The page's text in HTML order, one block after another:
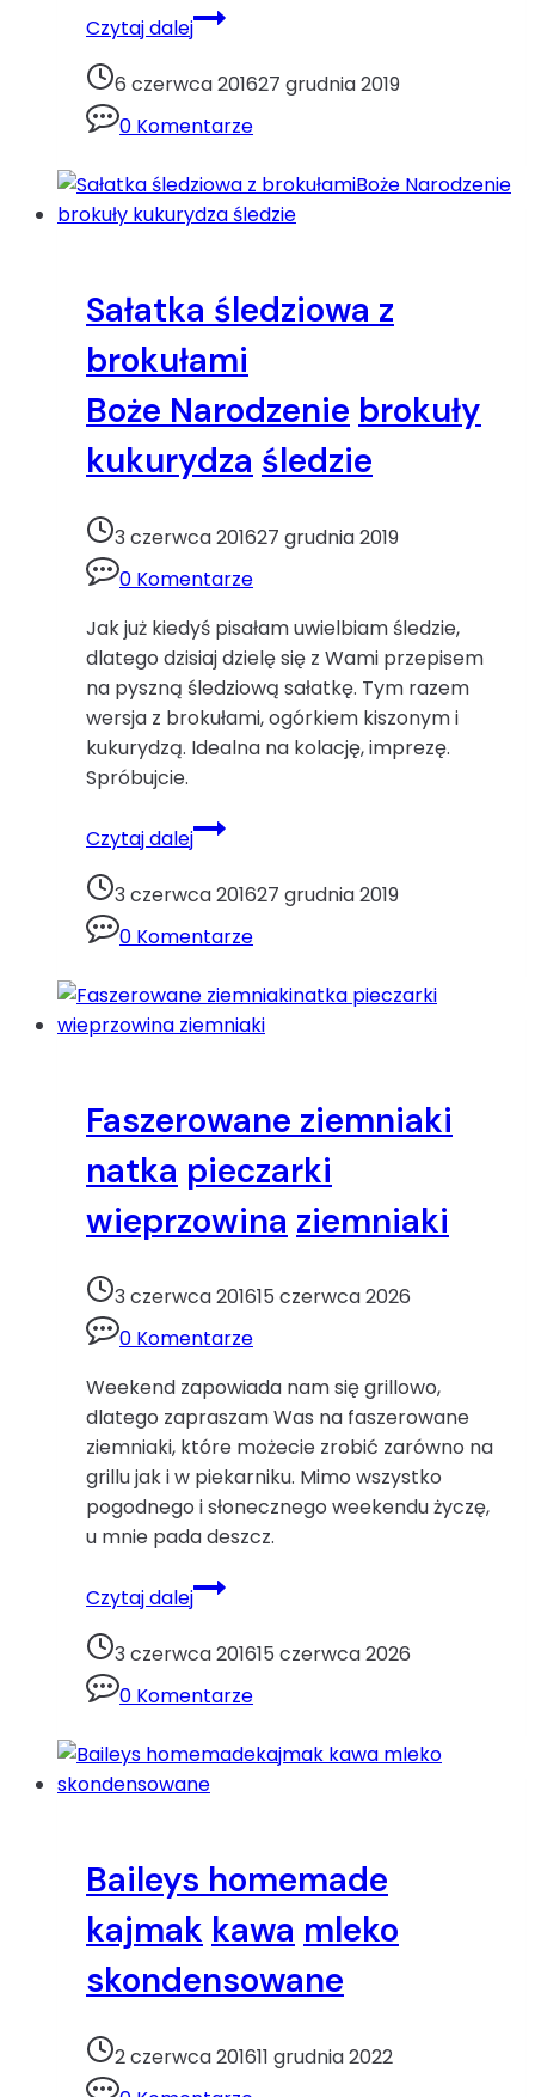
Czytaj dalejŁódeczki
z
awokadoawokado
jogurt
kukurydza
tuńczyk
6 czerwca 201627 grudnia 2019
0 Komentarze
Sałatka śledziowa z
brokułami
Boże Narodzenie brokuły
kukurydza śledzie
3 czerwca 201627 grudnia 2019
0 Komentarze
Jak już kiedyś pisałam uwielbiam śledzie,
dlatego dzisiaj dzielę się z Wami przepisem
na pyszną śledziową sałatkę. Tym razem
wersja z brokułami, ogórkiem kiszonym i
kukurydzą. Idealna na kolację, imprezę.
Spróbujcie.
Czytaj dalejSałatka
śledziowa
z
brokułamiBoże
Narodzenie
kukurydza
śledzie
3 czerwca 201627 grudnia 2019
0 Komentarze
Faszerowane ziemniaki
natka pieczarki
wieprzowina ziemniaki
3 czerwca 201615 czerwca 2026
0 Komentarze
Weekend zapowiada nam się grillowo,
dlatego zapraszam Was na faszerowane
ziemniaki, które możecie zrobić zarówno na
grillu jak i w piekarniku. Mimo wszystko
pogodnego i słonecznego weekendu życzę,
u mnie pada deszcz.
Czytaj dalejFaszerowane
ziemniakinatka
pieczarki
ziemniaki
3 czerwca 201615 czerwca 2026
0 Komentarze
Baileys homemade
kajmak kawa mleko
skondensowane
2 czerwca 201611 grudnia 2022